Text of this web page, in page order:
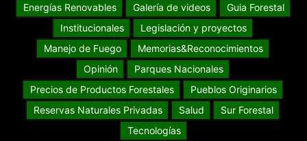
Energías Renovables
Galería de videos
Guia Forestal
Institucionales
Legislación y proyectos
Manejo de Fuego
Memorias&Reconocimientos
Opinión
Parques Nacionales
Precios de Productos Forestales
Pueblos Originarios
Reservas Naturales Privadas
Salud
Sur Forestal
Tecnologías